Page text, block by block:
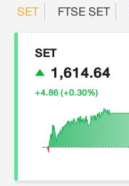
SET FTSE SET
SET
1,614.64
+4.86 (+0.30%)